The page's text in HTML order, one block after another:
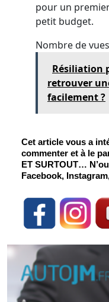
pour un
petit budget.
Nombre de
Résiliation
retrouver
facilement ?
Cet article vous a
commenter et à le
ET SURTOUT…
Facebook,